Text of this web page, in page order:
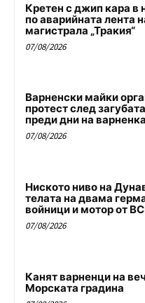
Кретен с джип кара в
по аварийната лента
магистрала „Тракия“
07/08/2026
Варненски майки
протест след
преди дни на
07/08/2026
Ниското ниво на
телата на двама
войници и мотор от
07/08/2026
Канят варненци на
Морската градина